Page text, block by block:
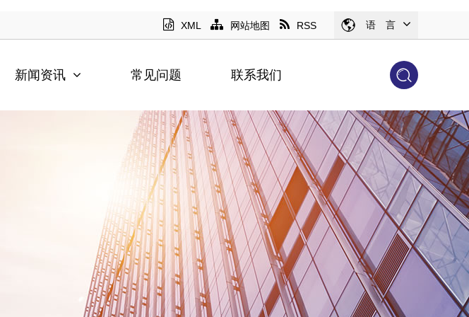
XML 网站地图 RSS 语 言
新闻资讯 常见问题 联系我们